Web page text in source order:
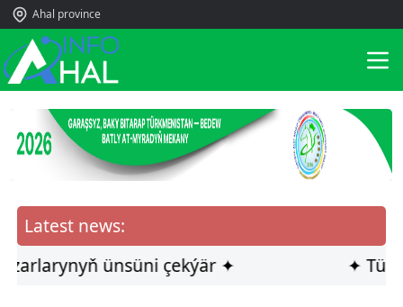
Ahal province
Latest news:
ünsüni çekýär ✦
✦